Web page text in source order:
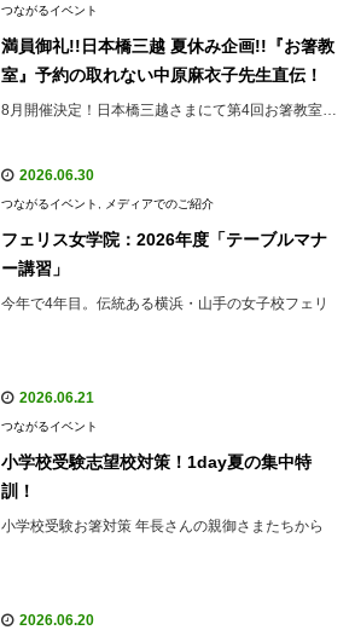
つながるイベント
満員御礼!!日本橋三越 夏休み企画!!『お箸教
室』予約の取れない中原麻衣子先生直伝！
8月開催決定！日本橋三越さまにて第4回お箸教室…
2026.06.30
つながるイベント メディアでのご紹介
フェリス女学院：2026年度「テーブルマナ
ー講習」
今年で4年目。伝統ある横浜・山手の女子校フェリ
2026.06.21
つながるイベント
小学校受験志望校対策！1day夏の集中特
訓！
小学校受験お箸対策 年長さんの親御さまたちから
2026.06.20